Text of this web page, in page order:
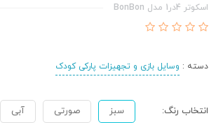
اسکوتر 4در1 مدل BonBon
دسته : وسایل بازی و تجهیزات پارکی کودک
انتخاب رنگ: سبز صورتی آبی